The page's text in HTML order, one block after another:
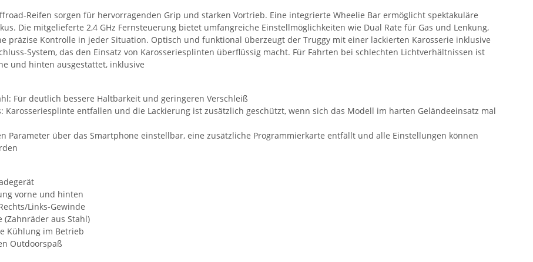
Reifen sorgen für hervorragenden Grip und starken Vortrieb. Eine integrierte Wheelie Bar ermöglicht spektakuläre
Die mitgelieferte 2,4 GHz Fernsteuerung bietet umfangreiche Einstellmöglichkeiten wie Dual Rate für Gas und Lenkung,
präzise Kontrolle in jeder Situation. Optisch und funktional überzeugt der Truggy mit einer lackierten Karosserie inklusive
System, das den Einsatz von Karosseriesplinten überflüssig macht. Für Fahrten bei schlechten Lichtverhältnissen ist
und hinten ausgestattet, inklusive
Für deutlich bessere Haltbarkeit und geringeren Verschleiß
Karosseriesplinte entfallen und die Lackierung ist zusätzlich geschützt, wenn sich das Modell im harten Geländeeinsatz mal
Parameter über das Smartphone einstellbar, eine zusätzliche Programmierkarte entfällt und alle Einstellungen können
vorne und hinten
Links-Gewinde
aus Stahl)
Kühlung im Betrieb
Outdoorspaß